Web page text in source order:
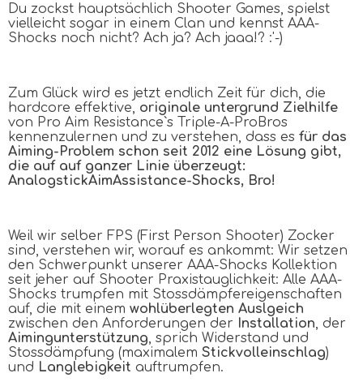
Du zockst hauptsächlich Shooter Games, spielst
vielleicht sogar in einem Clan und kennst AAA-
Shocks noch nicht? Ach ja? Ach jaaa!? :'-)
Zum Glück wird es jetzt endlich Zeit für dich, die
hardcore effektive, originale untergrund Zielhilfe
von Pro Aim Resistance`s Triple-A-ProBros
kennenzulernen und zu verstehen, dass es für das
Aiming-Problem schon seit 2012 eine Lösung gibt,
die auf auf ganzer Linie überzeugt:
AnalogstickAimAssistance-Shocks, Bro!
Weil wir selber FPS (First Person Shooter) Zocker
sind, verstehen wir, worauf es ankommt: Wir setzen
den Schwerpunkt unserer AAA-Shocks Kollektion
seit jeher auf Shooter Praxistauglichkeit: Alle AAA-
Shocks trumpfen mit Stossdämpfereigenschaften
auf, die mit einem wohlüberlegten Auslgeich
zwischen den Anforderungen der
Installation , der
Aimingunterstützung , sprich Widerstand und
Stossdämpfung (maximalem Stickvolleinschlag)
und Langlebigkeit auftrumpfen.